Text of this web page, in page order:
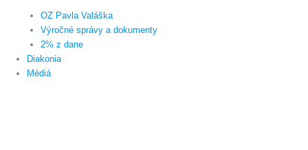
OZ Pavla Valáška
Výročné správy a dokumenty
2% z dane
Diakonia
Médiá